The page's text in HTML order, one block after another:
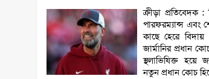
ক্রীড়া প্রতিবেদক
পারফরম্যান্স এবং
কাছে হেরে
জার্মানির প্রধান
স্থলাভিষিক্ত হয়ে
নতুন প্রধান কোচ